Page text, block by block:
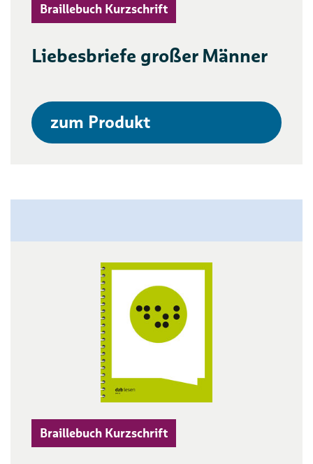
Braillebuch Kurzschrift
Liebesbriefe großer Männer
zum Produkt
Braillebuch Kurzschrift